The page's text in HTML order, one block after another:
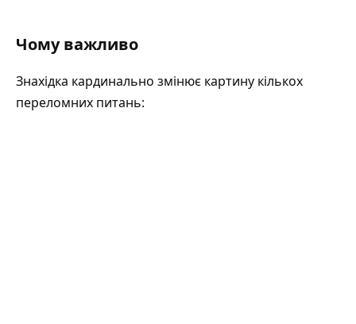
Чому важливо
Знахідка кардинально змінює картину кількох
переломних питань: